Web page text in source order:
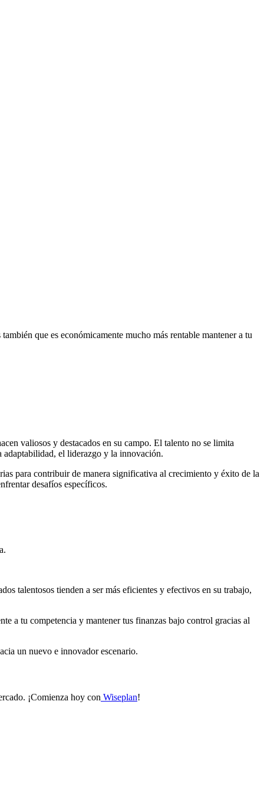
que es económicamente mucho más rentable mantener a tu
valiosos y destacados en su campo. El talento no se limita
adaptabilidad, el liderazgo y la innovación.
para contribuir de manera significativa al crecimiento y éxito de la
desafíos específicos.
talentosos tienden a ser más eficientes y efectivos en su trabajo,
a tu competencia y mantener tus finanzas bajo control gracias al
un nuevo e innovador escenario.
¡Comienza hoy con Wiseplan!